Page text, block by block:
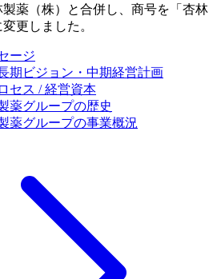
薬（株）と合併し、商号を「杏林
更しました。
ージ
期ビジョン・中期経営計画
セス / 経営資本
薬グループの歴史
薬グループの事業概況